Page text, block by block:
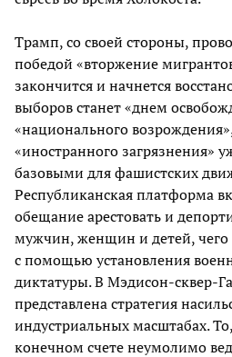
Трамп, со своей стороны,
победой «вторжение
закончится и начнется
выборов станет «днем
«национального
«иностранного загрязнения»
базовыми для фашистских
Республиканская платформа
обещание арестовать и
мужчин, женщин и детей, чего
с помощью установления
диктатуры. В Мэдисон-сквер-
представлена стратегия
индустриальных масштабах.
конечном счете неумолимо